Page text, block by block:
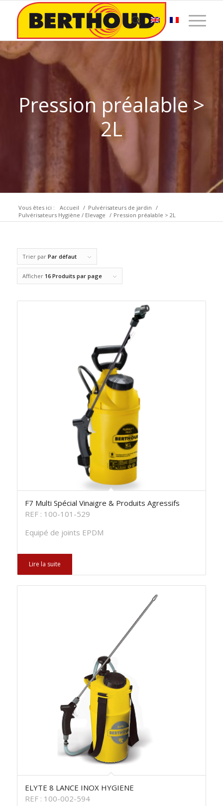
Pression préalable >
2L
Vous êtes ici : Accueil / Pulvérisateurs de jardin /
Pulvérisateurs Hygiène / Elevage / Pression préalable > 2L
Trier par Par défaut
Afficher 16 Produits par page
F7 Multi Spécial Vinaigre & Produits Agressifs
REF : 100-101-529
Equipé de joints EPDM
Lire la suite
ELYTE 8 LANCE INOX HYGIENE
REF : 100-002-594